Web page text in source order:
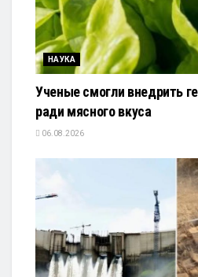
НАУКА
Ученые смогли внедрить
ради мясного вкуса
06.08.2026